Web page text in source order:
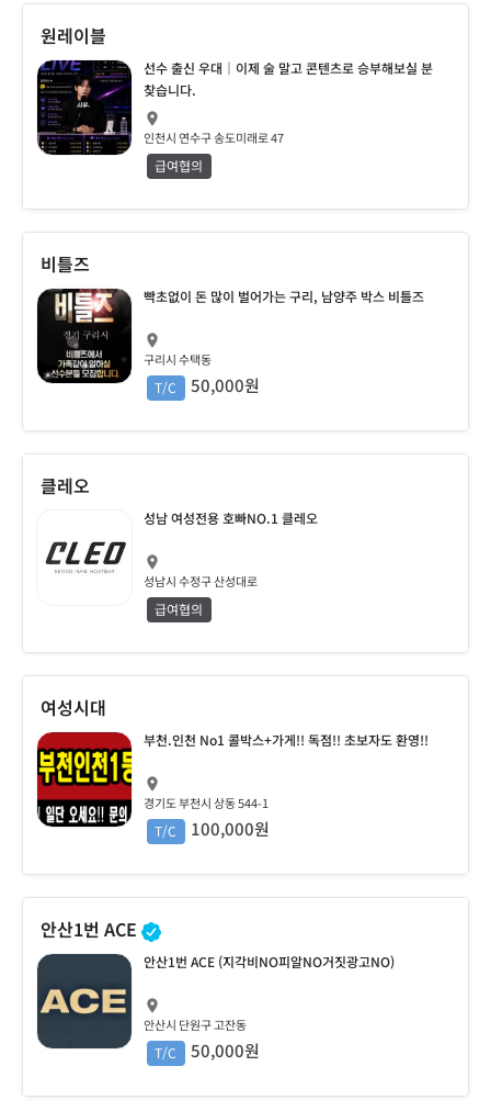
원레이블
선수 출신 우대｜이제 술 말고 콘텐츠로 승부해보실 분
찾습니다.
인천시 연수구 송도미래로 47
급여협의
비틀즈
빡초없이 돈 많이 벌어가는 구리, 남양주 박스 비틀즈
구리시 수택동
T/C 50,000원
클레오
성남 여성전용 호빠NO.1 클레오
성남시 수정구 산성대로
급여협의
여성시대
부천.인천 No1 콜박스+가게!! 독점!! 초보자도 환영!!
경기도 부천시 상동 544-1
T/C 100,000원
안산1번 ACE
안산1번 ACE (지각비NO피알NO거짓광고NO)
안산시 단원구 고잔동
T/C 50,000원